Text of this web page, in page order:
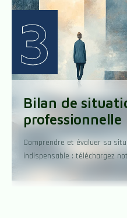
3
Bilan de
professionnelle
Comprendre et évaluer sa
indispensable : téléchargez